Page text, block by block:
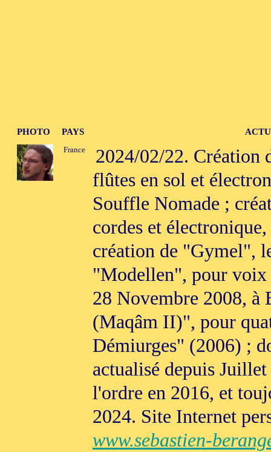
PHOTO PAYS
France
2024/02/22. Création
flûtes en sol et
Souffle Nomade ;
cordes et
création de "Gymel",
"Modellen", pour voix
28 Novembre 2008, à
(Maqâm II)", pour
Démiurges" (2006) ;
actualisé depuis
l'ordre en 2016, et
2024. Site Internet
www.sebastien-